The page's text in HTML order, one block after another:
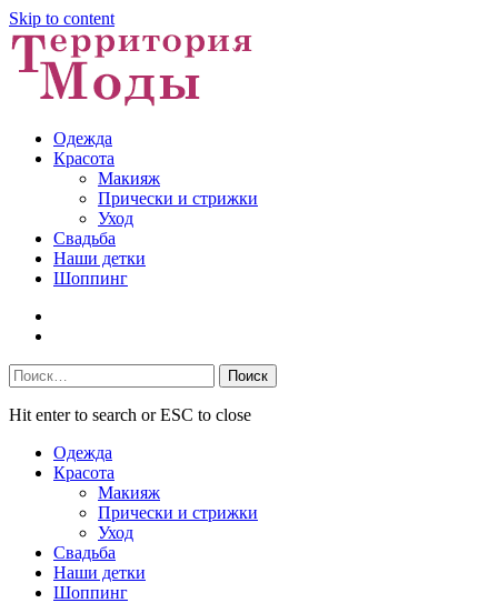
Skip to content
Одежда
Красота
Макияж
Прически и стрижки
Уход
Свадьба
Наши детки
Шоппинг
Найти:
Hit enter to search or ESC to close
Одежда
Красота
Макияж
Прически и стрижки
Уход
Свадьба
Наши детки
Шоппинг